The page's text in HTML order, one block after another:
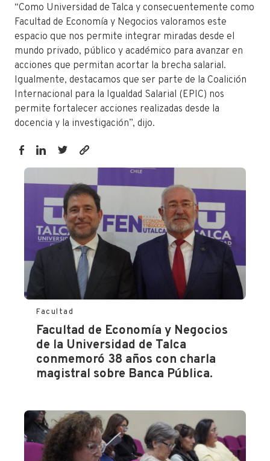
“Como Universidad de Talca y consecuentemente como
Facultad de Economía y Negocios valoramos este
espacio que nos permite integrar miradas desde el
mundo privado, público y académico para avanzar en
acciones que permitan acortar la brecha salarial.
Igualmente, destacamos que ser parte de la Coalición
Internacional para la Igualdad Salarial (EPIC) nos
permite fortalecer acciones realizadas desde la
docencia y la investigación”, dijo.
https://fen.utalca.cl/seminario-
desafios-
igualdad-
salarial-
en-
chile/Facultad
Facultad de Economía y Negocios
de la Universidad de Talca
conmemoró 38 años con charla
magistral sobre Banca Pública.